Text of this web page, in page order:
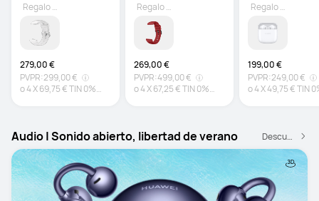
279,00 €
PVPR:299,00 €
o4X69,75 €TIN 0%
Regalo gratuito
269,00 €
PVPR:499,00 €
o4X67,25 €TIN 0%
Regalo gratuito
199,00 €
PVPR:249,00 €
o4X49,75 €TIN
Regalo gratuito
Audio | Sonido abierto, libertad de verano Descubre más